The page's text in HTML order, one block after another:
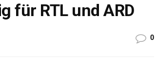
für RTL und ARD
0